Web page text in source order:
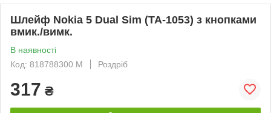
Шлейф Nokia 5 Dual Sim (TA-1053) з кнопками
вмик./вимк.
В наявності
Код: 818788300 M
Роздріб
317 ₴